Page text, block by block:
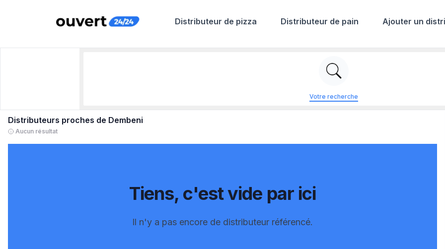
Distributeur de pizza Distributeur de pain Ajouter un
Votre recherche
Distributeurs proches de Dembeni
Aucun résultat
Tiens, c'est vide par ici
Il n'y a pas encore de distributeur référencé.